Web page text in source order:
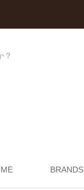
BRANDS